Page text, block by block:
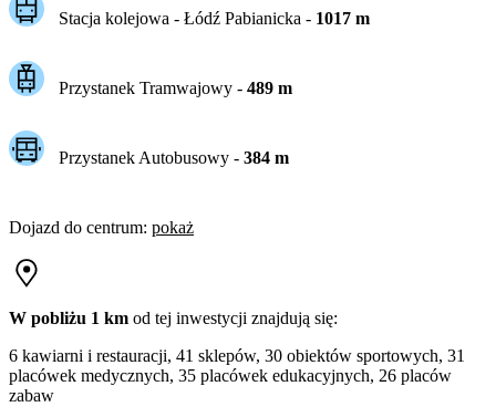
Stacja kolejowa - Łódź Pabianicka - 1017m
Przystanek Tramwajowy - 489m
Przystanek Autobusowy - 384m
Dojazd do centrum: pokaż
W pobliżu 1 km od tej inwestycji znajdują się:
6 kawiarni i restauracji, 41 sklepów, 30 obiektów sportowych, 31
placówek medycznych, 35 placówek edukacyjnych, 26 placów
zabaw